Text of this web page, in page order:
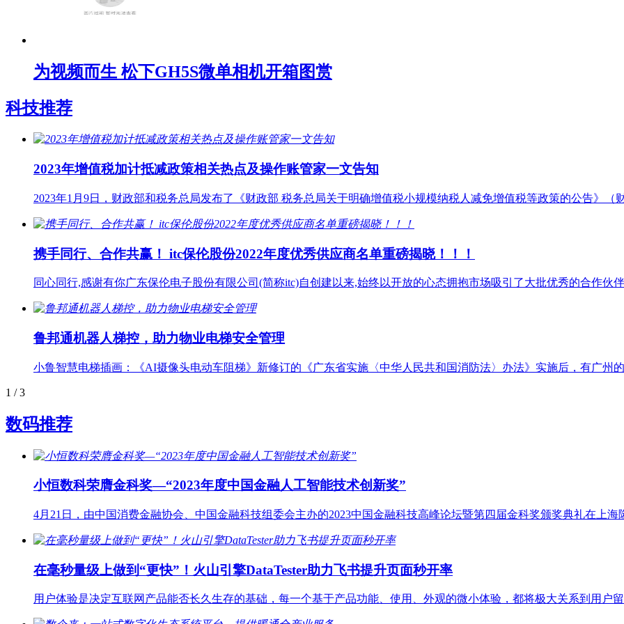
为视频而生 松下GH5S微单相机开箱图赏
科技推荐
2023年增值税加计抵减政策相关热点及操作账管家一文告知
2023年1月9日，财政部和税务总局发布了《财政部 税务总局关于明确增值税小规模纳税人减免增值税等政策的公告》（
携手同行、合作共赢！ itc保伦股份2022年度优秀供应商名单重磅揭晓！！！
同心同行,感谢有你广东保伦电子股份有限公司(简称itc)自创建以来,始终以开放的心态拥抱市场吸引了大批优秀的合作伙
鲁邦通机器人梯控，助力物业电梯安全管理
小鲁智慧电梯插画：《AI摄像头电动车阻梯》新修订的《广东省实施〈中华人民共和国消防法〉办法》实施后，有广州
1 / 3
数码推荐
小恒数科荣膺金科奖—“2023年度中国金融人工智能技术创新奖”
4月21日，由中国消费金融协会、中国金融科技组委会主办的2023中国金融科技高峰论坛暨第四届金科奖颁奖典礼在上
在毫秒量级上做到“更快”！火山引擎DataTester助力飞书提升页面秒开率
用户体验是决定互联网产品能否长久生存的基础，每一个基于产品功能、使用、外观的微小体验，都将极大关系到用户